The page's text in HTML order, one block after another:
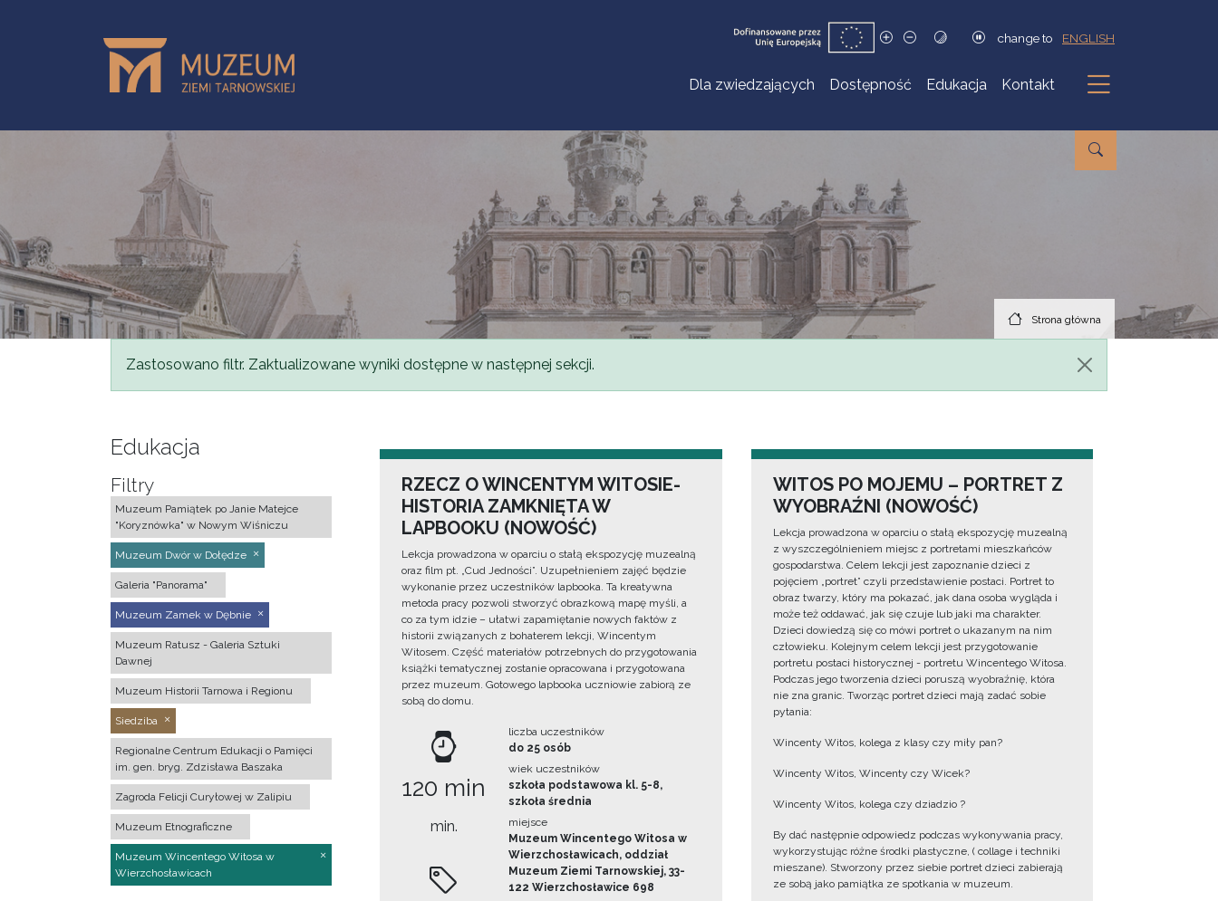
change to ENGLISH
Dla zwiedzających Dostępność Edukacja Kontakt
Podmenu
Strona główna
Komunikat
Zastosowano filtr. Zaktualizowane wyniki dostępne w następnej sekcji.
Edukacja
Filtry
Muzeum Pamiątek po Janie Matejce
"Koryznówka" w Nowym Wiśniczu
Muzeum Dwór w Dołędze
Galeria "Panorama"
Muzeum Zamek w Dębnie
Muzeum Ratusz - Galeria Sztuki
Dawnej
Muzeum Historii Tarnowa i Regionu
Siedziba
Regionalne Centrum Edukacji o Pamięci
im. gen. bryg. Zdzisława Baszaka
Zagroda Felicji Curyłowej w Zalipiu
Muzeum Etnograficzne
Muzeum Wincentego Witosa w
Wierzchosławicach
RZECZ O WINCENTYM WITOSIE-
HISTORIA ZAMKNIĘTA W
LAPBOOKU (NOWOŚĆ)
Lekcja prowadzona w oparciu o stałą ekspozycję muzealną
oraz film pt. „Cud Jedności”. Uzupełnieniem zajęć będzie
wykonanie przez uczestników lapbooka. Ta kreatywna
metoda pracy pozwoli stworzyć obrazkową mapę myśli, a
co za tym idzie – ułatwi zapamiętanie nowych faktów z
historii związanych z bohaterem lekcji, Wincentym
Witosem. Część materiałów potrzebnych do przygotowania
książki tematycznej zostanie opracowana i przygotowana
przez muzeum. Gotowego lapbooka uczniowie zabiorą ze
sobą do domu.
120 min
min.
liczba uczestników
do 25 osób
wiek uczestników
szkoła podstawowa kl. 5-8,
szkoła średnia
miejsce
Muzeum Wincentego Witosa w
Wierzchosławicach, oddział
Muzeum Ziemi Tarnowskiej, 33-
122 Wierzchosławice 698
WITOS PO MOJEMU – PORTRET Z
WYOBRAŹNI (NOWOŚĆ)
Lekcja prowadzona w oparciu o stałą ekspozycję muzealną
z wyszczególnieniem miejsc z portretami mieszkańców
gospodarstwa. Celem lekcji jest zapoznanie dzieci z
pojęciem „portret” czyli przedstawienie postaci. Portret to
obraz twarzy, który ma pokazać, jak dana osoba wygląda i
może też oddawać, jak się czuje lub jaki ma charakter.
Dzieci dowiedzą się co mówi portret o ukazanym na nim
człowieku. Kolejnym celem lekcji jest przygotowanie
portretu postaci historycznej - portretu Wincentego Witosa.
Podczas jego tworzenia dzieci poruszą wyobraźnię, która
nie zna granic. Tworząc portret dzieci mają zadać sobie
pytania:
Wincenty Witos, kolega z klasy czy miły pan?
Wincenty Witos, Wincenty czy Wicek?
Wincenty Witos, kolega czy dziadzio ?
By dać następnie odpowiedz podczas wykonywania pracy,
wykorzystując różne środki plastyczne, ( collage i techniki
mieszane). Stworzony przez siebie portret dzieci zabierają
ze sobą jako pamiątka ze spotkania w muzeum.